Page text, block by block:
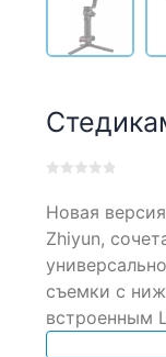
out
based
on
customer
ratings
Новая
Zhiyun,
съемки с
встроенным